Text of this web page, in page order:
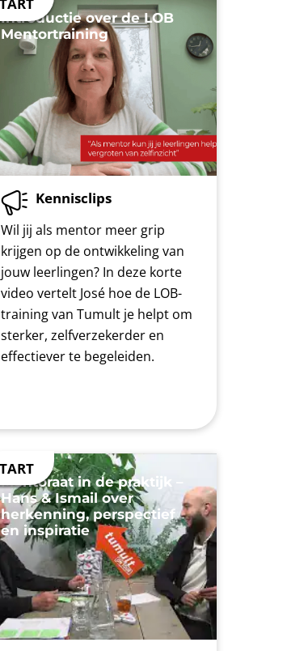
Introductie over de LOB
Mentortraining
Kennisclips
Wil jij als mentor meer grip
krijgen op de ontwikkeling van
jouw leerlingen? In deze korte
video vertelt José hoe de LOB-
training van Tumult je helpt om
sterker, zelfverzekerder en
effectiever te begeleiden.
Mentoraat in de praktijk –
Hans & Ismail over
herkenning, perspectief
en inspiratie